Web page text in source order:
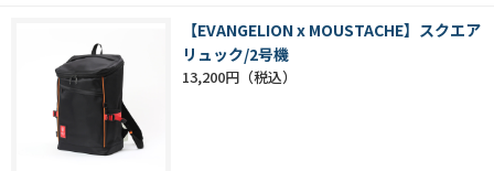
【EVANGELION x MOUSTACHE】スクエア
リュック/2号機
13,200円